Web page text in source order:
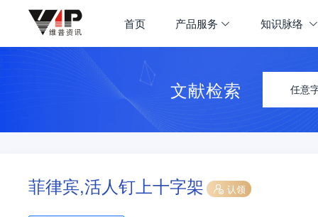
首页 产品服务 知识脉络
文献检索 任意
菲律宾,活人钉上十字架 认领